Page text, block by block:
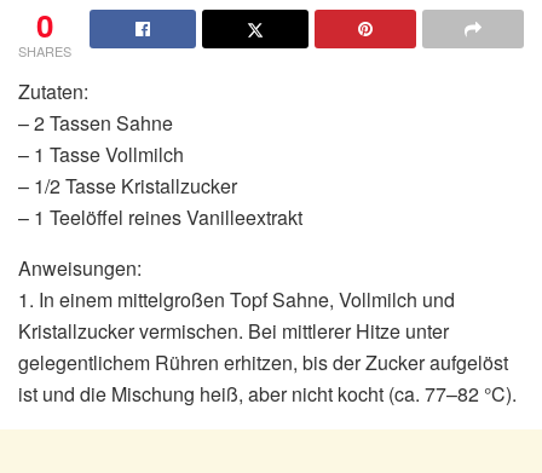
0
SHARES
Zutaten:
– 2 Tassen Sahne
– 1 Tasse Vollmilch
– 1/2 Tasse Kristallzucker
– 1 Teelöffel reines Vanilleextrakt
Anweisungen:
1. In einem mittelgroßen Topf Sahne, Vollmilch und
Kristallzucker vermischen. Bei mittlerer Hitze unter
gelegentlichem Rühren erhitzen, bis der Zucker aufgelöst
ist und die Mischung heiß, aber nicht kocht (ca. 77–82 °C).